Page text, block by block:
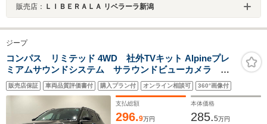
販売店： ＬＩＢＥＲＡＬＡ リベラーラ新潟
ジープ
コンパス リミテッド 4WD 社外TVキット Alpineプレ
ミアムサウンドシステム サラウンドビューカメラ フ
ロントシートヒーター ヒーテッドステアリングホイー
ル ブラインドスポットモニター ParkSense Apple
CarPlay Android Auto ETC
販売店保証 車両品質評価書付 購入プラン付 オンライン相談可 360°画像付
支払総額
296.9万円
本体価格
285.5万円